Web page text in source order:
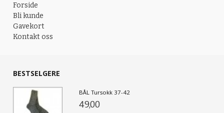
Forside
Bli kunde
Gavekort
Kontakt oss
BESTSELGERE
BÅL Tursokk 37-42
49,00